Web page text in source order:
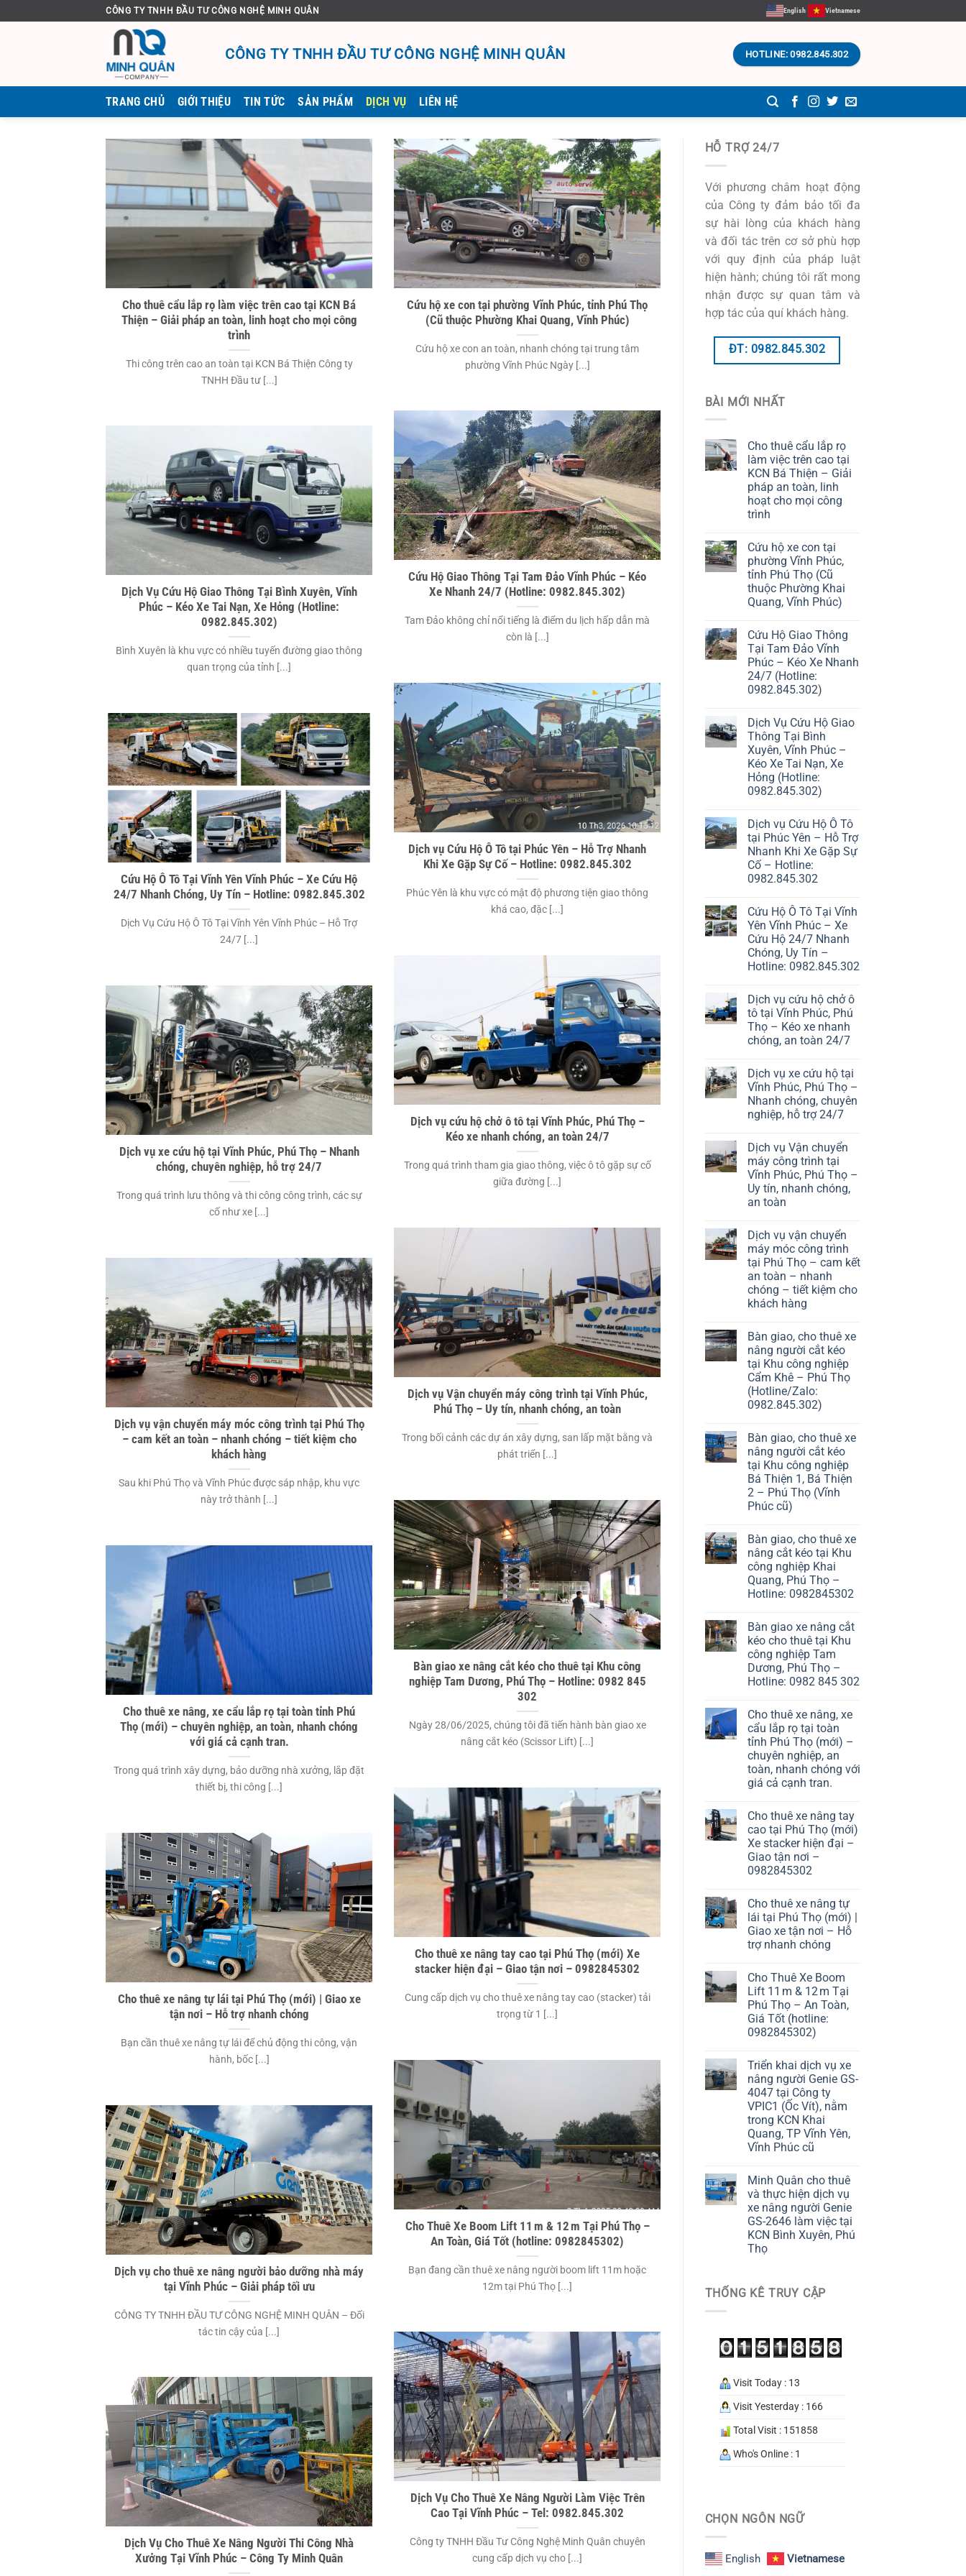
qua
CÔNG TY TNHH ĐẦU TƯ CÔNG NGHỆ MINH QUÂN English Vietnamese
CÔNG TY TNHH ĐẦU TƯ CÔNG NGHỆ MINH QUÂN HOTLINE: 0982.845.302
TRANG CHỦ GIỚI THIỆU TIN TỨC SẢN PHẨM DỊCH VỤ LIÊN HỆ
Cho thuê cẩu lắp rọ làm việc trên cao tại KCN Bá
Thiện – Giải pháp an toàn, linh hoạt cho mọi công
trình
Thi công trên cao an toàn tại KCN Bá Thiện Công ty
TNHH Đầu tư [...]
Cứu hộ xe con tại phường Vĩnh Phúc, tỉnh Phú Thọ
(Cũ thuộc Phường Khai Quang, Vĩnh Phúc)
Cứu hộ xe con an toàn, nhanh chóng tại trung tâm
phường Vĩnh Phúc Ngày [...]
Cứu Hộ Giao Thông Tại Tam Đảo Vĩnh Phúc – Kéo
Xe Nhanh 24/7 (Hotline: 0982.845.302)
Tam Đảo không chỉ nổi tiếng là điểm du lịch hấp dẫn mà
còn là [...]
Dịch Vụ Cứu Hộ Giao Thông Tại Bình Xuyên, Vĩnh
Phúc – Kéo Xe Tai Nạn, Xe Hỏng (Hotline:
0982.845.302)
Bình Xuyên là khu vực có nhiều tuyến đường giao thông
quan trọng của tỉnh [...]
Dịch vụ Cứu Hộ Ô Tô tại Phúc Yên – Hỗ Trợ Nhanh
Khi Xe Gặp Sự Cố – Hotline: 0982.845.302
Phúc Yên là khu vực có mật độ phương tiện giao thông
khá cao, đặc [...]
Cứu Hộ Ô Tô Tại Vĩnh Yên Vĩnh Phúc – Xe Cứu Hộ
24/7 Nhanh Chóng, Uy Tín – Hotline: 0982.845.302
Dịch Vụ Cứu Hộ Ô Tô Tại Vĩnh Yên Vĩnh Phúc – Hỗ Trợ
24/7 [...]
Dịch vụ cứu hộ chở ô tô tại Vĩnh Phúc, Phú Thọ –
Kéo xe nhanh chóng, an toàn 24/7
Trong quá trình tham gia giao thông, việc ô tô gặp sự cố
giữa đường [...]
Dịch vụ xe cứu hộ tại Vĩnh Phúc, Phú Thọ – Nhanh
chóng, chuyên nghiệp, hỗ trợ 24/7
Trong quá trình lưu thông và thi công công trình, các sự
cố như xe [...]
Dịch vụ Vận chuyển máy công trình tại Vĩnh Phúc,
Phú Thọ – Uy tín, nhanh chóng, an toàn
Trong bối cảnh các dự án xây dựng, san lấp mặt bằng và
phát triển [...]
Dịch vụ vận chuyển máy móc công trình tại Phú Thọ
– cam kết an toàn – nhanh chóng – tiết kiệm cho
khách hàng
Sau khi Phú Thọ và Vĩnh Phúc được sáp nhập, khu vực
này trở thành [...]
Bàn giao xe nâng cắt kéo cho thuê tại Khu công
nghiệp Tam Dương, Phú Thọ – Hotline: 0982 845
302
Ngày 28/06/2025, chúng tôi đã tiến hành bàn giao xe
nâng cắt kéo (Scissor Lift) [...]
Cho thuê xe nâng, xe cẩu lắp rọ tại toàn tỉnh Phú
Thọ (mới) – chuyên nghiệp, an toàn, nhanh chóng
với giá cả cạnh tran.
Trong quá trình xây dựng, bảo dưỡng nhà xưởng, lắp đặt
thiết bị, thi công [...]
Cho thuê xe nâng tay cao tại Phú Thọ (mới) Xe
stacker hiện đại – Giao tận nơi – 0982845302
Cung cấp dịch vụ cho thuê xe nâng tay cao (stacker) tải
trọng từ 1 [...]
Cho thuê xe nâng tự lái tại Phú Thọ (mới) | Giao xe
tận nơi – Hỗ trợ nhanh chóng
Bạn cần thuê xe nâng tự lái để chủ động thi công, vận
hành, bốc [...]
Cho Thuê Xe Boom Lift 11 m & 12 m Tại Phú Thọ –
An Toàn, Giá Tốt (hotline: 0982845302)
Bạn đang cần thuê xe nâng người boom lift 11m hoặc
12m tại Phú Thọ [...]
Dịch vụ cho thuê xe nâng người bảo dưỡng nhà máy
tại Vĩnh Phúc – Giải pháp tối ưu
CÔNG TY TNHH ĐẦU TƯ CÔNG NGHỆ MINH QUÂN – Đối
tác tin cậy của [...]
Dịch Vụ Cho Thuê Xe Nâng Người Làm Việc Trên
Cao Tại Vĩnh Phúc – Tel: 0982.845.302
Công ty TNHH Đầu Tư Công Nghệ Minh Quân chuyên
cung cấp dịch vụ cho [...]
Dịch Vụ Cho Thuê Xe Nâng Người Thi Công Nhà
Xưởng Tại Vĩnh Phúc – Công Ty Minh Quân
HỖ TRỢ 24/7
Với phương châm hoạt động
của Công ty đảm bảo tối đa
sự hài lòng của khách hàng
và đối tác trên cơ sở phù hợp
với quy định của pháp luật
hiện hành; chúng tôi rất mong
nhận được sự quan tâm và
hợp tác của quí khách hàng.
ĐT: 0982.845.302
BÀI MỚI NHẤT
Cho thuê cẩu lắp rọ
làm việc trên cao tại
KCN Bá Thiện – Giải
pháp an toàn, linh
hoạt cho mọi công
trình
Cứu hộ xe con tại
phường Vĩnh Phúc,
tỉnh Phú Thọ (Cũ
thuộc Phường Khai
Quang, Vĩnh Phúc)
Cứu Hộ Giao Thông
Tại Tam Đảo Vĩnh
Phúc – Kéo Xe Nhanh
24/7 (Hotline:
0982.845.302)
Dịch Vụ Cứu Hộ Giao
Thông Tại Bình
Xuyên, Vĩnh Phúc –
Kéo Xe Tai Nạn, Xe
Hỏng (Hotline:
0982.845.302)
Dịch vụ Cứu Hộ Ô Tô
tại Phúc Yên – Hỗ Trợ
Nhanh Khi Xe Gặp Sự
Cố – Hotline:
0982.845.302
Cứu Hộ Ô Tô Tại Vĩnh
Yên Vĩnh Phúc – Xe
Cứu Hộ 24/7 Nhanh
Chóng, Uy Tín –
Hotline: 0982.845.302
Dịch vụ cứu hộ chở ô
tô tại Vĩnh Phúc, Phú
Thọ – Kéo xe nhanh
chóng, an toàn 24/7
Dịch vụ xe cứu hộ tại
Vĩnh Phúc, Phú Thọ –
Nhanh chóng, chuyên
nghiệp, hỗ trợ 24/7
Dịch vụ Vận chuyển
máy công trình tại
Vĩnh Phúc, Phú Thọ –
Uy tín, nhanh chóng,
an toàn
Dịch vụ vận chuyển
máy móc công trình
tại Phú Thọ – cam kết
an toàn – nhanh
chóng – tiết kiệm cho
khách hàng
Bàn giao, cho thuê xe
nâng người cắt kéo
tại Khu công nghiệp
Cẩm Khê – Phú Thọ
(Hotline/Zalo:
0982.845.302)
Bàn giao, cho thuê xe
nâng người cắt kéo
tại Khu công nghiệp
Bá Thiện 1, Bá Thiện
2 – Phú Thọ (Vĩnh
Phúc cũ)
Bàn giao, cho thuê xe
nâng cắt kéo tại Khu
công nghiệp Khai
Quang, Phú Thọ –
Hotline: 0982845302
Bàn giao xe nâng cắt
kéo cho thuê tại Khu
công nghiệp Tam
Dương, Phú Thọ –
Hotline: 0982 845 302
Cho thuê xe nâng, xe
cẩu lắp rọ tại toàn
tỉnh Phú Thọ (mới) –
chuyên nghiệp, an
toàn, nhanh chóng với
giá cả cạnh tran.
Cho thuê xe nâng tay
cao tại Phú Thọ (mới)
Xe stacker hiện đại –
Giao tận nơi –
0982845302
Cho thuê xe nâng tự
lái tại Phú Thọ (mới) |
Giao xe tận nơi – Hỗ
trợ nhanh chóng
Cho Thuê Xe Boom
Lift 11 m & 12 m Tại
Phú Thọ – An Toàn,
Giá Tốt (hotline:
0982845302)
Triển khai dịch vụ xe
nâng người Genie GS-
4047 tại Công ty
VPIC1 (Ốc Vít), nằm
trong KCN Khai
Quang, TP Vĩnh Yên,
Vĩnh Phúc cũ
Minh Quân cho thuê
và thực hiện dịch vụ
xe nâng người Genie
GS-2646 làm việc tại
KCN Bình Xuyên, Phú
Thọ
THỐNG KÊ TRUY CẬP
Visit Today : 13
Visit Yesterday : 166
Total Visit : 151858
Who's Online : 1
CHỌN NGÔN NGỮ
English Vietnamese